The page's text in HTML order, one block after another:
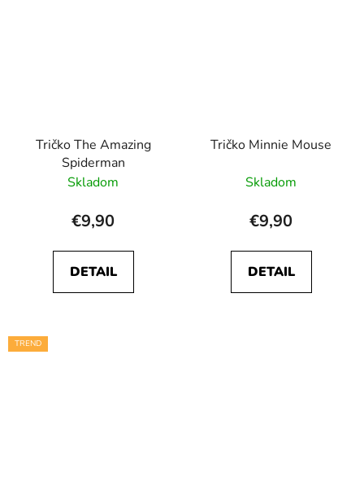
Tričko The Amazing
Spiderman
Skladom
€9,90
DETAIL
Tričko Minnie Mouse
Skladom
€9,90
DETAIL
TREND